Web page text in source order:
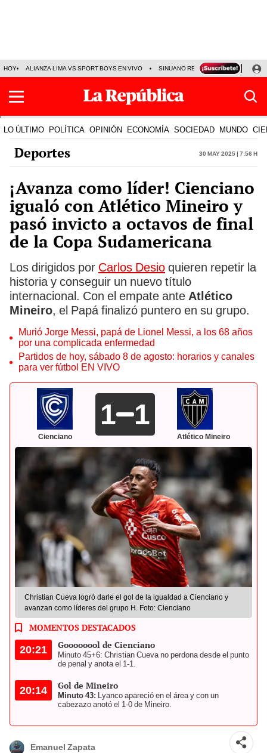
HOY ALIANZA LIMA VS SPORT BOYS EN VIVO SINUANO RESULTADOS HOY
LO ÚLTIMO POLÍTICA OPINIÓN ECONOMÍA SOCIEDAD MUNDO
Deportes 30 May 2025 | 7:56 h
¡Avanza como líder! Cienciano
igualó con Atlético Mineiro y
pasó invicto a octavos de final
de la Copa Sudamericana
Los dirigidos por Carlos Desio quieren repetir la
historia y conseguir un nuevo título
internacional. Con el empate ante Atlético
Mineiro, el Papá finalizó puntero en su grupo.
Murió Jorge Messi, papá de Lionel Messi, a los 68 años
por una complicada enfermedad
Partidos de hoy, sábado 8 de agosto: horarios y canales
para ver fútbol EN VIVO
Cienciano
1 1
Atlético Mineiro
Christian Cueva logró darle el gol de la igualdad a Cienciano y
avanzan como líderes del grupo H. Foto: Cienciano
MOMENTOS DESTACADOS
20:21 Goooooool de Cienciano
Minuto 45+6: Christian Cueva no perdona desde el punto
de penal y anota el 1-1.
20:14 Gol de Mineiro
Minuto 43: Lyanco apareció en el área y con un
cabezazo anotó el 1-0 de Mineiro.
Emanuel Zapata